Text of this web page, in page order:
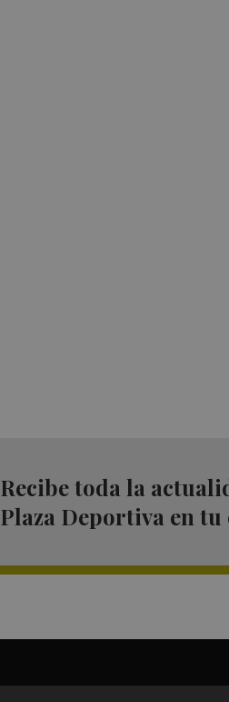
Recibe toda la
Plaza Deportiva en